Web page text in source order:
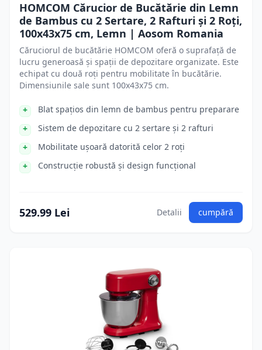
HOMCOM Cărucior de Bucătărie din Lemn
de Bambus cu 2 Sertare, 2 Rafturi și 2 Roți,
100x43x75 cm, Lemn | Aosom Romania
Căruciorul de bucătărie HOMCOM oferă o suprafață de
lucru generoasă și spații de depozitare organizate. Este
echipat cu două roți pentru mobilitate în bucătărie.
Dimensiunile sale sunt 100x43x75 cm.
Blat spațios din lemn de bambus pentru preparare
Sistem de depozitare cu 2 sertare și 2 rafturi
Mobilitate ușoară datorită celor 2 roți
Construcție robustă și design funcțional
529.99 Lei Detalii cumpără